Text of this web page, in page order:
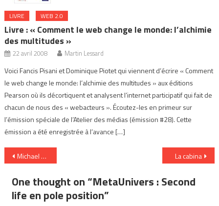
LIVRE WEB 2.0
Livre : « Comment le web change le monde: l’alchimie
des multitudes »
22 avril 2008 Martin Lessard
Voici Fancis Pisani et Dominique Piotet qui viennent d’écrire « Comment
le web change le monde: l’alchimie des multitudes » aux éditions
Pearson où ils décortiquent et analysent l’internet participatif qui fait de
chacun de nous des « webacteurs ». Écoutez-les en primeur sur
l’émission spéciale de l’Atelier des médias (émission #28). Cette
émission a été enregistrée à l’avance […]
Navigation
de
l’article
Michael Geist -The taming of World « Wild » Web La cabina
One thought on “MetaUnivers : Second
life en pole position”